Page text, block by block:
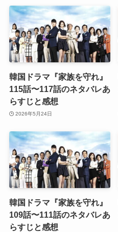
韓国ドラマ『家族を守れ』
115話〜117話のネタバレあ
らすじと感想
2026年5月24日
韓国ドラマ『家族を守れ』
109話〜111話のネタバレあ
らすじと感想